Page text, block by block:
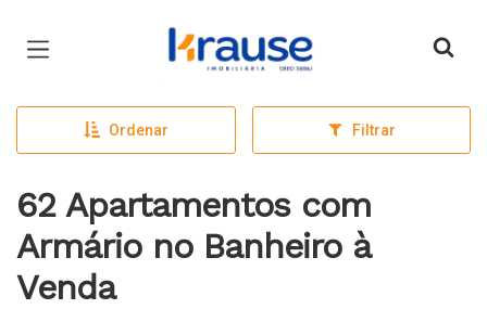
Página inicial
Ordenar Filtrar
62 Apartamentos com
Armário no Banheiro à
Venda